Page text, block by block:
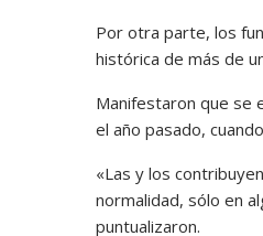
Por otra parte, los
histórica de más de
Manifestaron que se
el año pasado,
«Las y los
normalidad, sólo en
puntualizaron.